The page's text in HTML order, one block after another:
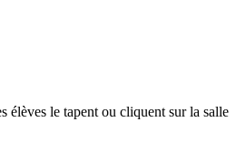
élèves le tapent ou cliquent sur la salle